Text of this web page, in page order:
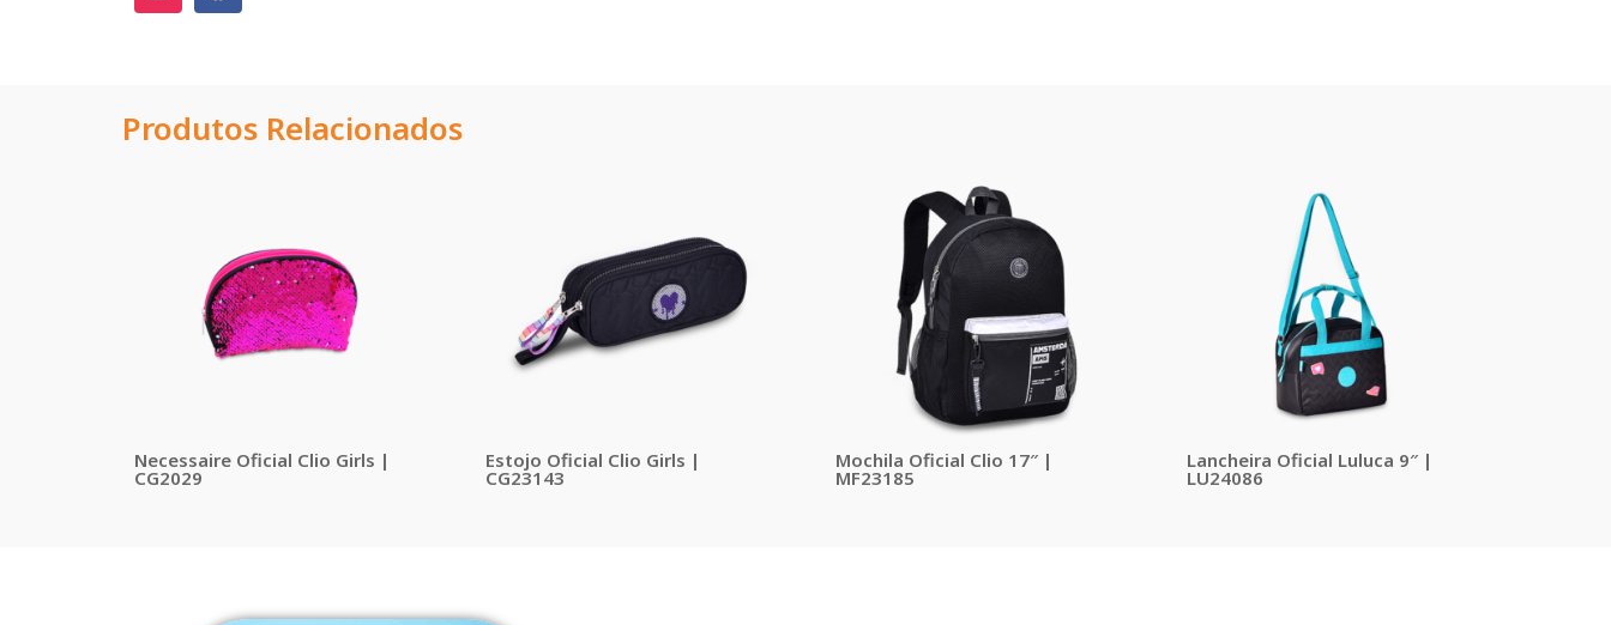
Produtos Relacionados
Necessaire Oficial Clio Girls |
CG2029
Estojo Oficial Clio Girls |
CG23143
Mochila Oficial Clio 17″ |
MF23185
Lancheira Oficial Luluca 9″ |
LU24086